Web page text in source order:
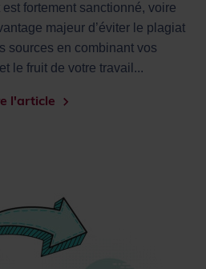
fortement sanctionné, voire
majeur d’éviter le plagiat
sources en combinant vos
le fruit de votre travail...
l'article